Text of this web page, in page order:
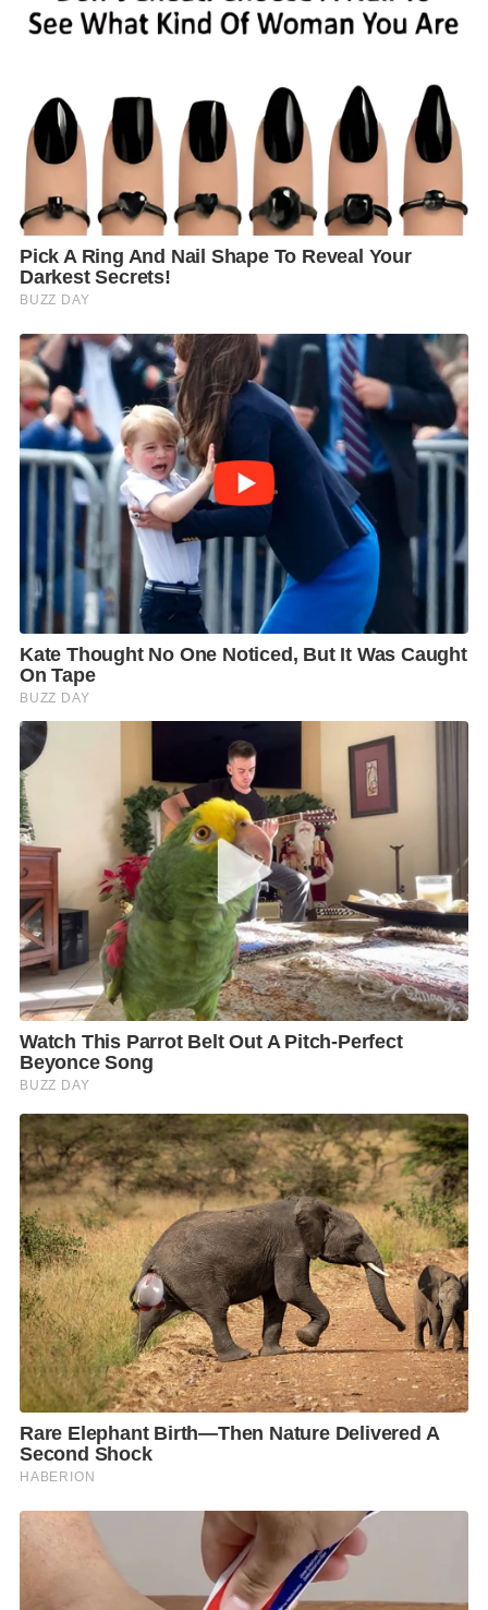
สะท้อนว่า ประชาชนจำนวนมากยังคงรอคอยมาตรการ
“จำนวนคนลงทะเบียนกว่า 25 ล้านคน ถือว่าเยอะมาก
สำหรับโครงการเดียว มันสะท้อนว่าคนยังต้องการความ
ช่วยเหลือด้านเศรษฐกิจ และมองว่าโครงการแบบนี้ช่วย
เขาได้จริง แม้แต่ลูกของตนเองก็ยังลงทะเบียนรับสิทธิ
ด้วย” รศ.ดร.สุขุม กล่าว
พร้อมมองว่า ในทางการเมืองแล้ว ผู้ที่ได้รับเครดิตจาก
โครงการนี้ ย่อมหนีไม่พ้นพรรคภูมิใจไทย ซึ่งที่ผ่านมา
พยายามสร้างภาพจำในเรื่อง “พูดแล้วทำ” ผ่านนโยบาย
ที่สามารถจับต้องได้จริง และเห็นผลในทางปฏิบัติ
รศ.ดร.สุขุม ระบุเพิ่มเติมว่า แม้โครงการดังกล่าวจะเป็นผล
งานของรัฐบาลโดยรวม แต่ในสายตาของประชาชน
จำนวนไม่น้อย ยังคงเชื่อมโยงไปถึงพรรคภูมิใจไทย
เพราะเป็นพรรคที่มีบทบาทสำคัญในการผลักดันนโยบาย
ลักษณะนี้มาโดยตลอด จึงถือเป็นแต้มต่อทางการเมืองที่
สำคัญของพรรคในช่วงเวลานี้
“เรื่องนี้ถือว่าเข้ากับสโลแกนพูดแล้วทำ เพราะเมื่อหา
เสียงไว้แล้ว วันนี้ก็สามารถทำให้เกิดขึ้นได้จริง ประชาชน
นอกจากนี้ ยังมองว่า ผลเชิงบวกของโครงการจะไม่ได้หยุด
อยู่เพียงเรื่องคะแนนนิยมทางการเมืองเท่านั้น แต่จะเริ่ม
ส่งผลต่อภาพรวมเศรษฐกิจ ผ่านบรรยากาศการจับจ่าย
ใช้สอยที่คึกคักขึ้น โดยเฉพาะในระดับชุมชน ร้านค้าราย
ย่อย และเศรษฐกิจฐานราก ซึ่งเป็นกลุ่มที่ได้รับอานิสงส์
โดยตรงจากมาตรการกระตุ้นการใช้จ่ายของรัฐ
“ทุกคนที่ใช้สิทธิ์ ต้องนึกถึงรัฐบาล และภูมิใจไทย ทางการ
เมืองถือว่าสำเร็จแล้วส่วนเรื่องกระตุ้นเศรษฐกิจ หลังจากนี้
ต้องติดตาม”
รศ.ดร.สุขุม ยังประเมินว่า จากนี้รัฐบาลอาจเดินหน้าต่อย
อดมาตรการหรือออกนโยบายใหม่เพิ่มเติม เพื่อรักษา
โมเมนตัมทางเศรษฐกิจและต่อยอดคะแนนนิยมทางการ
เมืองในระยะต่อไป โดยเฉพาะในช่วงที่ประชาชนยัง
เผชิญแรงกดดันจากค่าครองชีพและภาวะเศรษฐกิจที่ฟื้น
ตัวไม่เต็มที่
ทั้งนี้ มาตรการไทยช่วยไทยพลัส ถูกจับตาว่าอาจกลายเป็น
หนึ่งในนโยบายสำคัญที่รัฐบาลใช้สร้างแรงส่งทั้งทาง
เศรษฐกิจและการเมืองควบคู่กันไปในช่วงครึ่งปีหลัง.
C
o
Share
h